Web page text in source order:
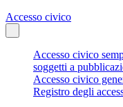
Accesso civico
Accesso civico
soggetti a
Accesso civico
Registro degli